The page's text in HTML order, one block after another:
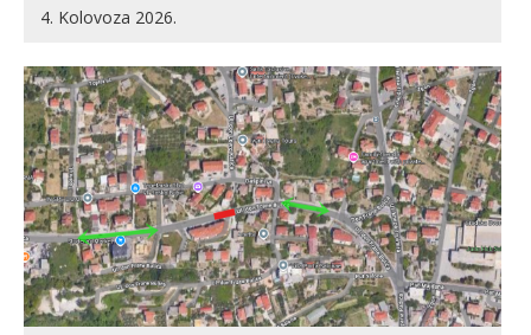
4. Kolovoza 2026.